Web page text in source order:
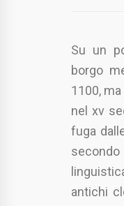
Su un
borgo
1100,
nel xv
fuga
secondo
antichi